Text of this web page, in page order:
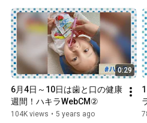
0:29
6月4日～10日は歯と口の健康
週間！ハキラWebCM②
104K views • 5 years ago